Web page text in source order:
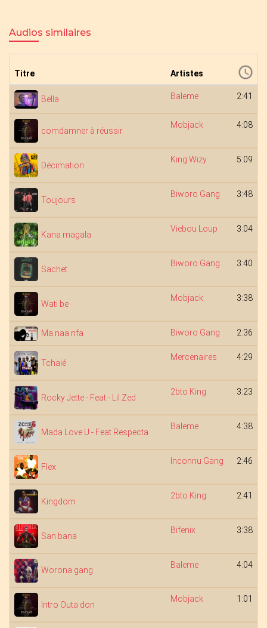
Audios similaires
Titre Artistes
Bella Baleme 2:41
comdamner à réussir
Mobjack 4:08
Décimation
King Wizy 5:09
Toujours
Biworo Gang 3:48
Kana magala
Viebou Loup 3:04
Sachet
Biworo Gang 3:40
Wati be
Mobjack 3:38
Ma naa nfa Biworo Gang 2:36
Tchalé
Mercenaires 4:29
Rocky Jette - Feat - Lil Zed
2bto King 3:23
Mada Love U - Feat Respecta
Baleme 4:38
Flex
Inconnu Gang 2:46
Kingdom
2bto King 2:41
San bana
Bifenix 3:38
Worona gang
Baleme 4:04
Intro Outa don
Mobjack 1:01